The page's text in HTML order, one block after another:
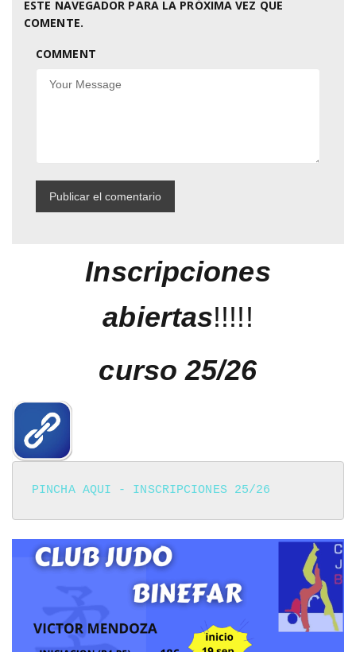
ESTE NAVEGADOR PARA LA PRÓXIMA VEZ QUE
COMENTE.
COMMENT
Inscripciones
abiertas!!!!!
curso 25/26
PINCHA AQUI - INSCRIPCIONES 25/26